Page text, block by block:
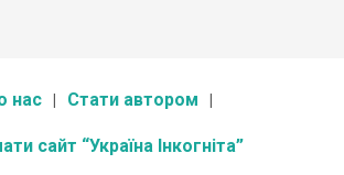
нас Стати автором
сайт “Україна Інкогніта”